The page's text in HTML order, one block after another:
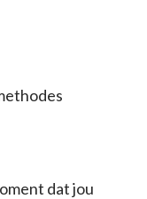
dat jou